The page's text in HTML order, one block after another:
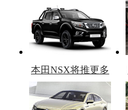
本田NSX将推更多
车型